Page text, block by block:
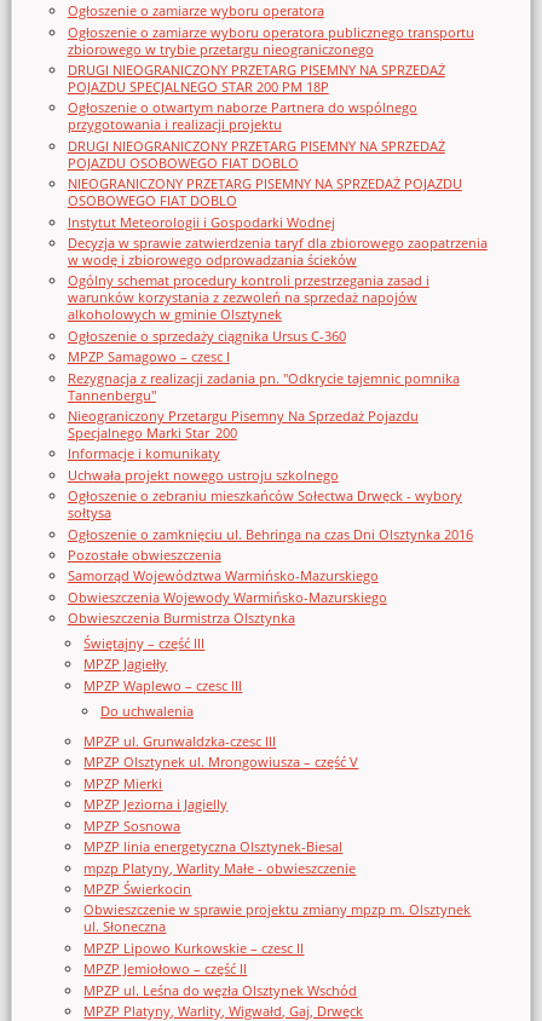
Ogłoszenie o zamiarze wyboru operatora
Ogłoszenie o zamiarze wyboru operatora publicznego transportu
zbiorowego w trybie przetargu nieograniczonego
DRUGI NIEOGRANICZONY PRZETARG PISEMNY NA SPRZEDAŻ
POJAZDU SPECJALNEGO STAR 200 PM 18P
Ogłoszenie o otwartym naborze Partnera do wspólnego
przygotowania i realizacji projektu
DRUGI NIEOGRANICZONY PRZETARG PISEMNY NA SPRZEDAŻ
POJAZDU OSOBOWEGO FIAT DOBLO
NIEOGRANICZONY PRZETARG PISEMNY NA SPRZEDAŻ POJAZDU
OSOBOWEGO FIAT DOBLO
Instytut Meteorologii i Gospodarki Wodnej
Decyzja w sprawie zatwierdzenia taryf dla zbiorowego zaopatrzenia
w wodę i zbiorowego odprowadzania ścieków
Ogólny schemat procedury kontroli przestrzegania zasad i
warunków korzystania z zezwoleń na sprzedaż napojów
alkoholowych w gminie Olsztynek
Ogłoszenie o sprzedaży ciągnika Ursus C-360
MPZP Samagowo – czesc I
Rezygnacja z realizacji zadania pn. "Odkrycie tajemnic pomnika
Tannenbergu"
Nieograniczony Przetargu Pisemny Na Sprzedaż Pojazdu
Specjalnego Marki Star_200
Informacje i komunikaty
Uchwała projekt nowego ustroju szkolnego
Ogłoszenie o zebraniu mieszkańców Sołectwa Drwęck - wybory
sołtysa
Ogłoszenie o zamknięciu ul. Behringa na czas Dni Olsztynka 2016
Pozostałe obwieszczenia
Samorząd Województwa Warmińsko-Mazurskiego
Obwieszczenia Wojewody Warmińsko-Mazurskiego
Obwieszczenia Burmistrza Olsztynka
Świętajny – część III
MPZP Jagiełły
MPZP Waplewo – czesc III
Do uchwalenia
MPZP ul. Grunwaldzka-czesc III
MPZP Olsztynek ul. Mrongowiusza – część V
MPZP Mierki
MPZP Jeziorna i Jagielly
MPZP Sosnowa
MPZP linia energetyczna Olsztynek-Biesal
mpzp Platyny, Warlity Małe - obwieszczenie
MPZP Świerkocin
Obwieszczenie w sprawie projektu zmiany mpzp m. Olsztynek
ul. Słoneczna
MPZP Lipowo Kurkowskie – czesc II
MPZP Jemiołowo – część II
MPZP ul. Leśna do węzła Olsztynek Wschód
MPZP Platyny, Warlity, Wigwałd, Gaj, Drwęck